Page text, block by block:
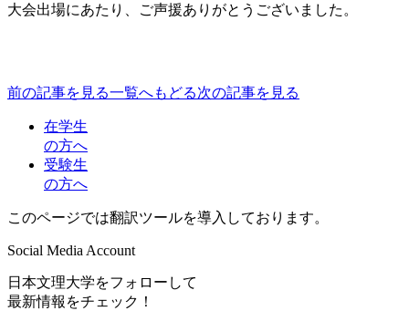
大会出場にあたり、ご声援ありがとうございました。
前の記事を見る一覧へもどる次の記事を見る
在学生
の方へ
受験生
の方へ
このページでは翻訳ツールを導入しております。
Social Media Account
日本文理大学をフォローして
最新情報をチェック！